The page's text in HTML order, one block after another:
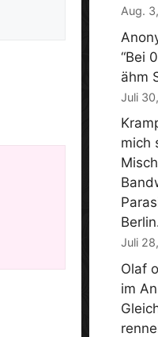
Aug.
“Bei
ähm
Juli
mich
Juli
Olaf
im